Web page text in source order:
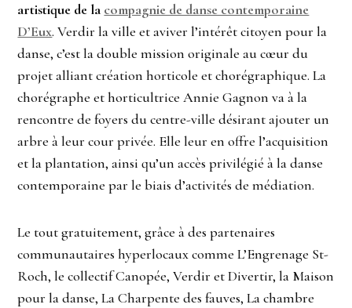
artistique de la compagnie de danse contemporaine
D’Eux. Verdir la ville et aviver l’intérêt citoyen pour la
danse, c’est la double mission originale au cœur du
projet alliant création horticole et chorégraphique. La
chorégraphe et horticultrice Annie Gagnon va à la
rencontre de foyers du centre-ville désirant ajouter un
arbre à leur cour privée. Elle leur en offre l’acquisition
et la plantation, ainsi qu’un accès privilégié à la danse
contemporaine par le biais d’activités de médiation.
Le tout gratuitement, grâce à des partenaires
communautaires hyperlocaux comme L’Engrenage St-
Roch, le collectif Canopée, Verdir et Divertir, la Maison
pour la danse, La Charpente des fauves, La chambre